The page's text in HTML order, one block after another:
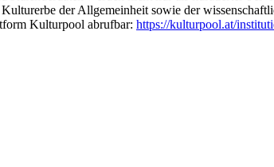
der Allgemeinheit sowie der
Kulturpool abrufbar: https://kulturpool.at/